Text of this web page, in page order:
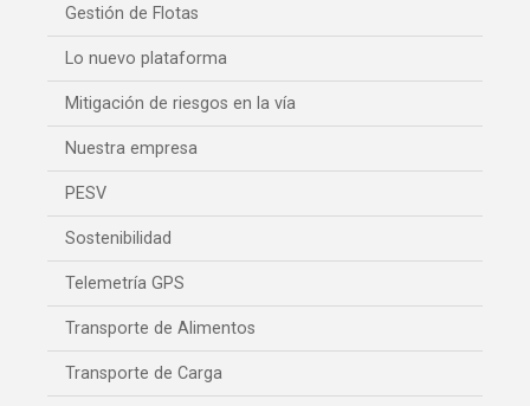
Gestión de Flotas
Lo nuevo plataforma
Mitigación de riesgos en la vía
Nuestra empresa
PESV
Sostenibilidad
Telemetría GPS
Transporte de Alimentos
Transporte de Carga